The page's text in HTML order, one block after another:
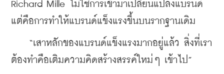
Richard Mille ไม่ใช่การเข้ามาเปลี่ยนแปลงแบรนด์
แต่คือการทำให้แบรนด์แข็งแรงขึ้นบนรากฐานเดิม
“เสาหลักของแบรนด์แข็งแรงมากอยู่แล้ว สิ่งที่เรา
ต้องทำคือเติมความคิดสร้างสรรค์ใหม่ๆ เข้าไป”